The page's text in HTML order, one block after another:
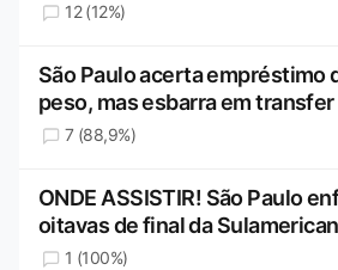
12 (12%)
São Paulo acerta empréstimo
peso, mas esbarra em transfer
7 (88,9%)
ONDE ASSISTIR! São Paulo
oitavas de final da
1 (100%)